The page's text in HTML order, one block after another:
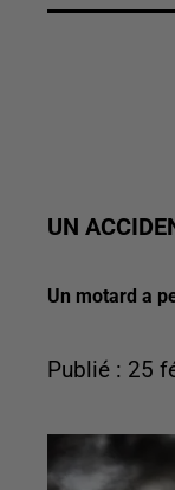
UN
Un motard a
Publié : 25